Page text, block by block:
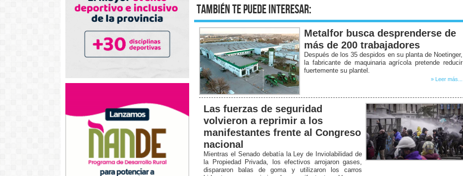
También te puede interesar:
Metalfor busca desprenderse de
más de 200 trabajadores
Después de los 35 despidos en su planta de Noetinger,
la fabricante de maquinaria agrícola pretende reducir
fuertemente su plantel.
» Leer más...
Las fuerzas de seguridad
volvieron a reprimir a los
manifestantes frente al Congreso
nacional
Mientras el Senado debatía la Ley de Inviolabilidad de
la Propiedad Privada, los efectivos arrojaron gases,
dispararon balas de goma y utilizaron los carros